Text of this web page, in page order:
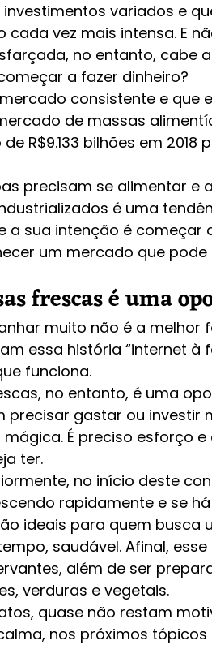
variados e
cada vez mais intensa. E
no entanto, cabe
a fazer dinheiro?
consistente e que
de massas
R$9.133 bilhões em 2018
precisam se alimentar e
é uma
a sua intenção é começar
um mercado que
frescas é uma
muito não é a melhor
essa história “internet à
funciona.
no entanto, é uma
precisar gastar ou investir
mágica. É preciso esforço
ter.
no início deste
rapidamente e se
ideais para quem busca
saudável. Afinal,
além de ser
verduras e vegetais.
quase não restam
nos próximos